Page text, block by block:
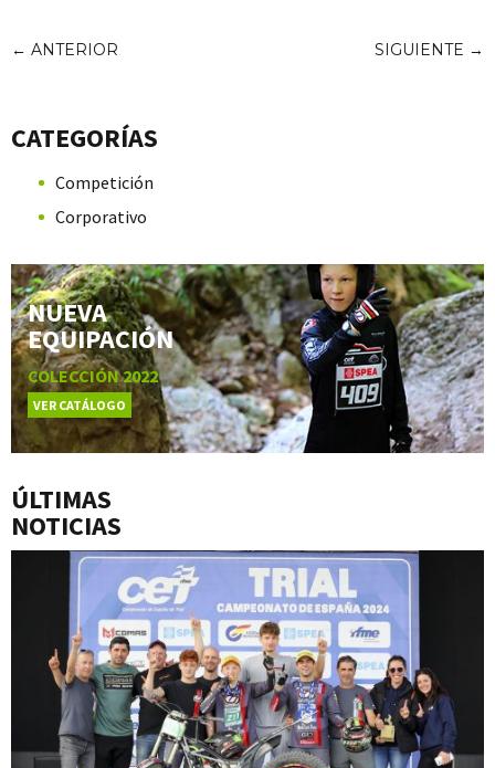
← ANTERIOR SIGUIENTE →
CATEGORÍAS
Competición
Corporativo
NUEVA
EQUIPACIÓN
COLECCIÓN 2022
VER CATÁLOGO
ÚLTIMAS
NOTICIAS